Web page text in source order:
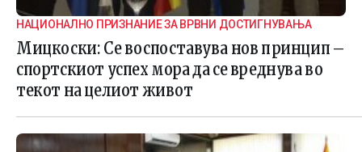
НАЦИОНАЛНО ПРИЗНАНИЕ ЗА ВРВНИ ДОСТИГНУВАЊА
Мицкоски: Се воспоставува нов принцип –
спортскиот успех мора да се вреднува во
текот на целиот живот